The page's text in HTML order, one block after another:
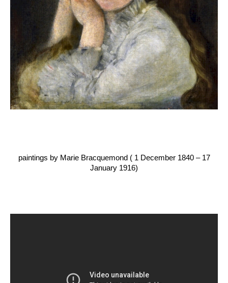
paintings by Marie Bracquemond ( 1 December 1840 – 17
January 1916)